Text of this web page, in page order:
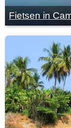
Fietsen in